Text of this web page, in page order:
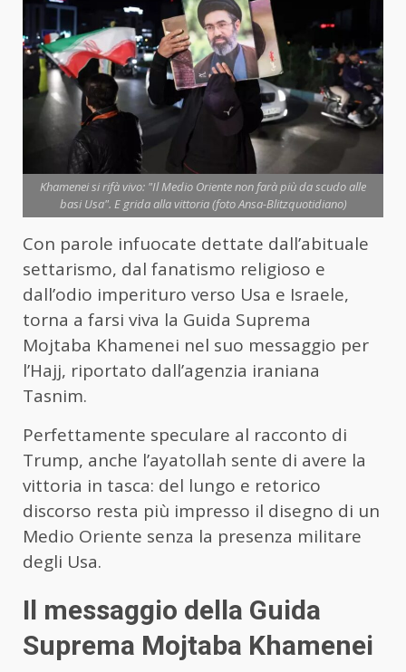
Khamenei si rifà vivo: "Il Medio Oriente non farà più da scudo alle
basi Usa". E grida alla vittoria (foto Ansa-Blitzquotidiano)
Con parole infuocate dettate dall’abituale
settarismo, dal fanatismo religioso e
dall’odio imperituro verso Usa e Israele,
torna a farsi viva la Guida Suprema
Mojtaba Khamenei nel suo messaggio per
l’Hajj, riportato dall’agenzia iraniana
Tasnim.
Perfettamente speculare al racconto di
Trump, anche l’ayatollah sente di avere la
vittoria in tasca: del lungo e retorico
discorso resta più impresso il disegno di un
Medio Oriente senza la presenza militare
degli Usa.
Il messaggio della Guida
Suprema Mojtaba Khamenei